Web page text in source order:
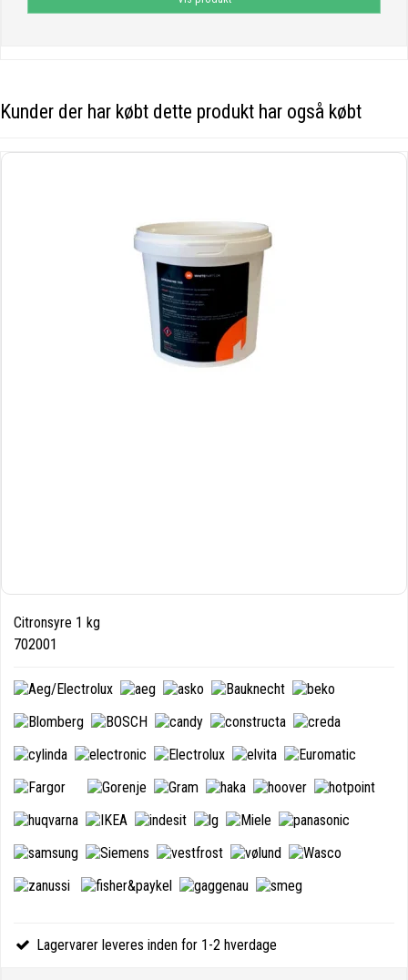
Kunder der har købt dette produkt har også købt
Citronsyre 1 kg
702001
Lagervarer leveres inden for 1-2 hverdage